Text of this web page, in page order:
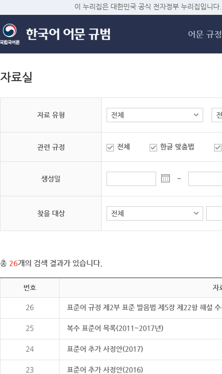
메
이 누리집은 대한민국 공식 전자정부 누리집입니다.
어문 규정
자료실
자료 유형
관련 규정 전체 한글 맞춤법
생성일 ~
찾을 대상
총 26개의 검색 결과가 있습니다.
번호 자
26 표준어 규정 제2부 표준 발음법 제5장 제22항 해설
25 복수 표준어 목록(2011~2017년)
24 표준어 추가 사정안(2017)
23 표준어 추가 사정안(2016)